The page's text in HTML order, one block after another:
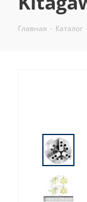
Главная - Каталог -